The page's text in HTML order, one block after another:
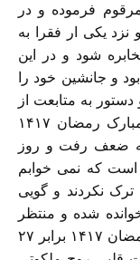
فرموده و در
یکی ار فقرا به
شود و در این
و جانشین خود را
به متابعت از
ایشان داده بودند. تا اینکه در ابتدای ماه مبارک رمضان ۱۴۱۷
ضعف رفت و روز
که نمی خوابم
نکردند و گویی
شده و منتظر
رفتن هستند. بالاخره در صبح پنجشنبه ۶ رمضان ۱۴۱۷ برابر ۲۷